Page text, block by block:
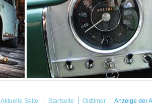
Aktuelle Seite: Startseite Oldtimer Anzeige der